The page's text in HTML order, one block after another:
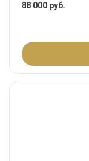
88 000 руб.